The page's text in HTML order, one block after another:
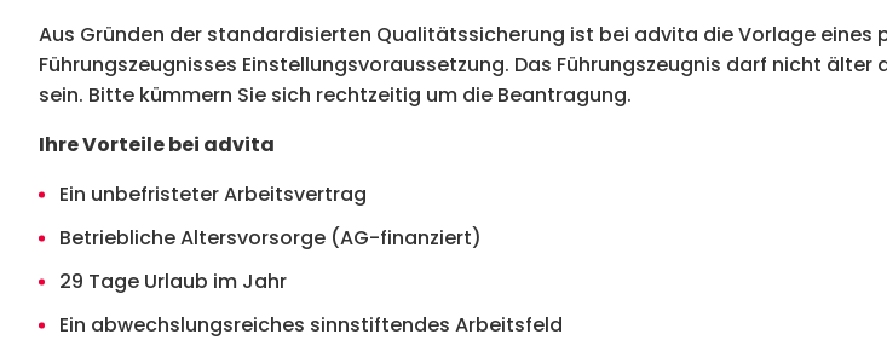
Aus Gründen der standardisierten Qualitätssicherung ist bei advita die Vorlage eines
Führungszeugnisses Einstellungsvoraussetzung. Das Führungszeugnis darf nicht älter
sein. Bitte kümmern Sie sich rechtzeitig um die Beantragung.
Ihre Vorteile bei advita
Ein unbefristeter Arbeitsvertrag
Betriebliche Altersvorsorge (AG-finanziert)
29 Tage Urlaub im Jahr
Ein abwechslungsreiches sinnstiftendes Arbeitsfeld